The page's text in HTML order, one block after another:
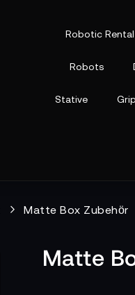
Robotic Rental
Robots
Stative
Matte Box Zubehör
Matte